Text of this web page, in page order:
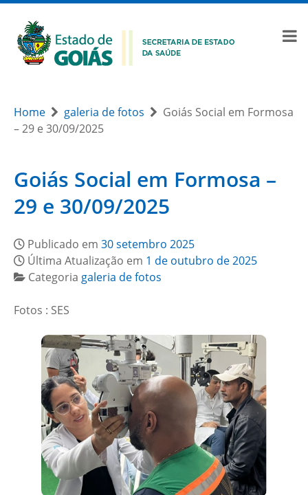
Home galeria de fotos
Goiás Social em Formosa
– 29 e 30/09/2025
Goiás Social em Formosa –
29 e 30/09/2025
Publicado em 30 setembro 2025
Última Atualização em 1 de outubro de 2025
Categoria galeria de fotos
Fotos : SES